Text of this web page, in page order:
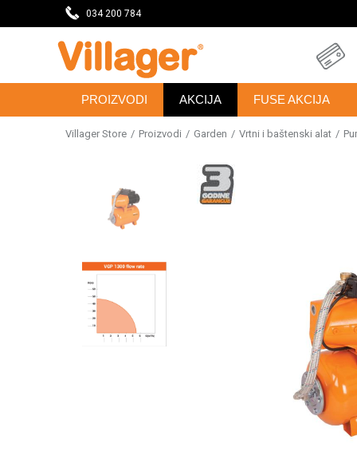
034 200 784
PROIZVODI AKCIJA FUSE AKCIJA
Villager Store Proizvodi Garden Vrtni i baštenski alat